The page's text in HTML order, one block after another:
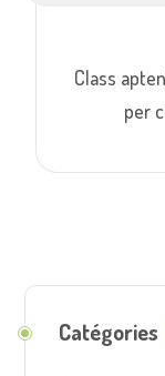
Class
per
Catégories